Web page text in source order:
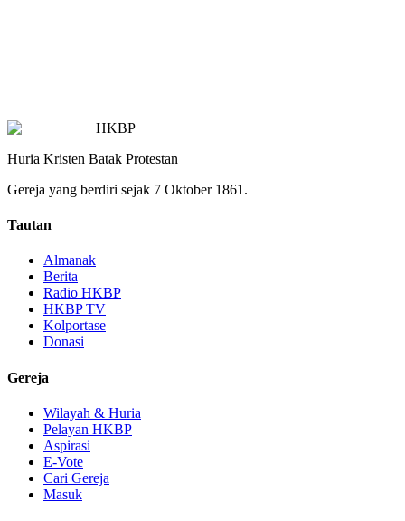
HKBP
Huria Kristen Batak Protestan
Gereja yang berdiri sejak 7 Oktober 1861.
Tautan
Almanak
Berita
Radio HKBP
HKBP TV
Kolportase
Donasi
Gereja
Wilayah & Huria
Pelayan HKBP
Aspirasi
E-Vote
Cari Gereja
Masuk